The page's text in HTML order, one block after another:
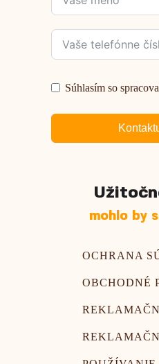
Súhlasím so
mohlo by
OCHRANA
OBCHODNÉ